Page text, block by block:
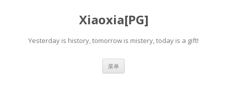
Xiaoxia[PG]
Yesterday is history, tomorrow is mistery, today is a gift!
菜单